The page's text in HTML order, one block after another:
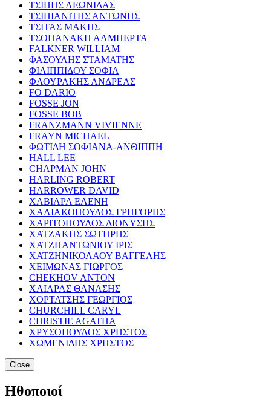
ΤΣΙΠΗΣ ΛΕΩΝΙΔΑΣ
ΤΣΙΠΙΑΝΙΤΗΣ ΑΝΤΩΝΗΣ
ΤΣΙΤΑΣ ΜΑΚΗΣ
ΤΣΟΠΑΝΑΚΗ ΑΛΜΠΕΡΤΑ
FALKNER WILLIAM
ΦΑΣΟΥΛΗΣ ΣΤΑΜΑΤΗΣ
ΦΙΛΙΠΠΙΔΟΥ ΣΟΦΙΑ
ΦΛΟΥΡΑΚΗΣ ΑΝΔΡΕΑΣ
FO DARIO
FOSSE JON
FOSSE BOB
FRANZMANN VIVIENNE
FRAYN MICHAEL
ΦΩΤΙΔΗ ΣΟΦΙΑΝΑ-ΑΝΘΙΠΠΗ
HALL LEE
CHAPMAN JOHN
HARLING ROBERT
HARROWER DAVID
ΧΑΒΙΑΡΑ ΕΛΕΝΗ
ΧΑΛΙΑΚΟΠΟΥΛΟΣ ΓΡΗΓΟΡΗΣ
ΧΑΡΙΤΟΠΟΥΛΟΣ ΔΙΟΝΥΣΗΣ
ΧΑΤΖΑΚΗΣ ΣΩΤΗΡΗΣ
ΧΑΤΖΗΑΝΤΩΝΙΟΥ ΙΡΙΣ
ΧΑΤΖΗΝΙΚΟΛΑΟΥ ΒΑΓΓΕΛΗΣ
ΧΕΙΜΩΝΑΣ ΓΙΩΡΓΟΣ
CHEKHOV ANTON
ΧΛΙΑΡΑΣ ΘΑΝΑΣΗΣ
ΧΟΡΤΑΤΣΗΣ ΓΕΩΡΓΙΟΣ
CHURCHILL CARYL
CHRISTIE AGATHA
ΧΡΥΣΟΠΟΥΛΟΣ ΧΡΗΣΤΟΣ
ΧΩΜΕΝΙΔΗΣ ΧΡΗΣΤΟΣ
Close
Ηθοποιοί